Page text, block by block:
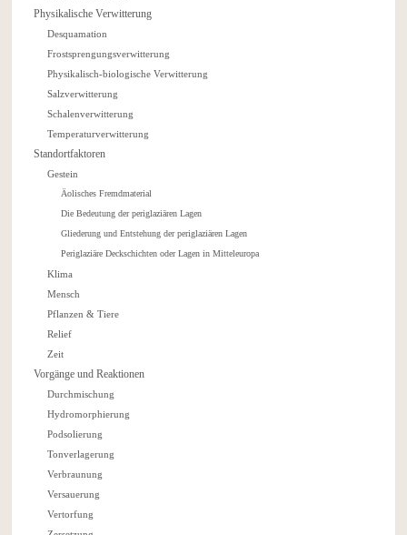
Physikalische Verwitterung
Desquamation
Frostsprengungsverwitterung
Physikalisch-biologische Verwitterung
Salzverwitterung
Schalenverwitterung
Temperaturverwitterung
Standortfaktoren
Gestein
Äolisches Fremdmaterial
Die Bedeutung der periglaziären Lagen
Gliederung und Entstehung der periglaziären Lagen
Periglaziäre Deckschichten oder Lagen in Mitteleuropa
Klima
Mensch
Pflanzen & Tiere
Relief
Zeit
Vorgänge und Reaktionen
Durchmischung
Hydromorphierung
Podsolierung
Tonverlagerung
Verbraunung
Versauerung
Vertorfung